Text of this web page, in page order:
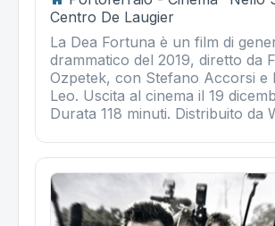
Centro De Laugier
La Dea Fortuna è un film di
drammatico del 2019, diretto da
Ozpetek, con Stefano Accorsi e
Leo. Uscita al cinema il 19
Durata 118 minuti. Distribuito da